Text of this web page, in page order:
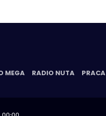
MEGA RADIO NUTA PRACA